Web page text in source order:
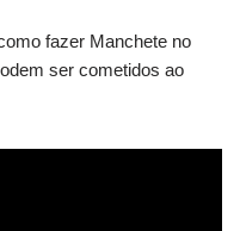
fazer Manchete no
ser cometidos ao